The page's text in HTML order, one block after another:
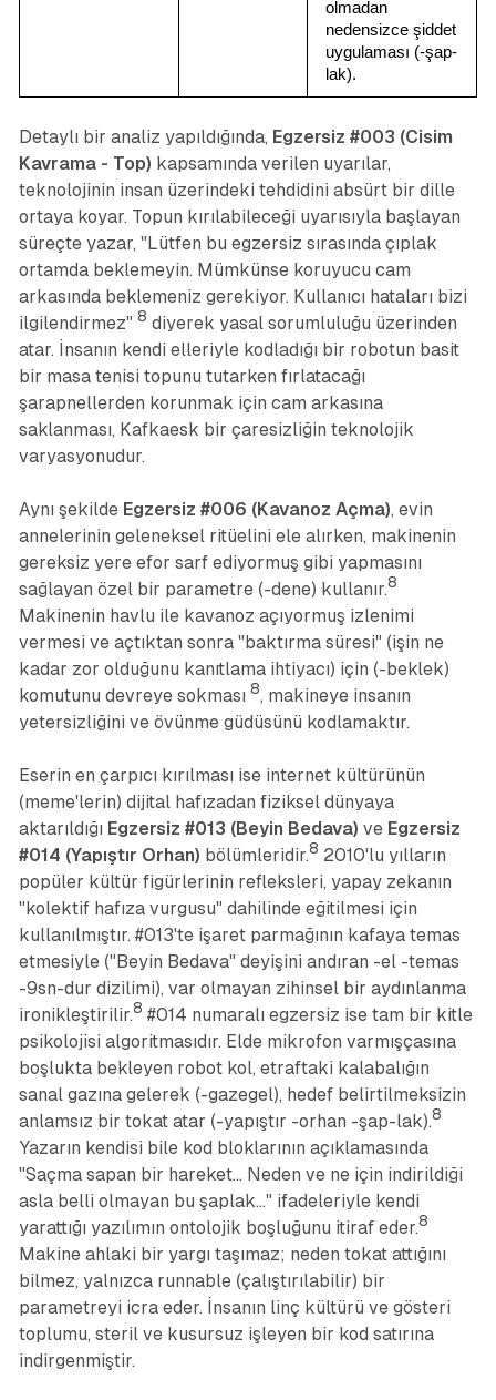
olmadan
nedensizce şiddet
uygulaması (-şap-
lak).
Detaylı bir analiz yapıldığında, Egzersiz #003 (Cisim
Kavrama - Top) kapsamında verilen uyarılar,
teknolojinin insan üzerindeki tehdidini absürt bir dille
ortaya koyar. Topun kırılabileceği uyarısıyla başlayan
süreçte yazar, "Lütfen bu egzersiz sırasında çıplak
ortamda beklemeyin. Mümkünse koruyucu cam
arkasında beklemeniz gerekiyor. Kullanıcı hataları bizi
ilgilendirmez" 8 diyerek yasal sorumluluğu üzerinden
atar. İnsanın kendi elleriyle kodladığı bir robotun basit
bir masa tenisi topunu tutarken fırlatacağı
şarapnellerden korunmak için cam arkasına
saklanması, Kafkaesk bir çaresizliğin teknolojik
varyasyonudur.
Aynı şekilde Egzersiz #006 (Kavanoz Açma), evin
annelerinin geleneksel ritüelini ele alırken, makinenin
gereksiz yere efor sarf ediyormuş gibi yapmasını
sağlayan özel bir parametre (-dene) kullanır.8
Makinenin havlu ile kavanoz açıyormuş izlenimi
vermesi ve açtıktan sonra "baktırma süresi" (işin ne
kadar zor olduğunu kanıtlama ihtiyacı) için (-beklek)
komutunu devreye sokması 8, makineye insanın
yetersizliğini ve övünme güdüsünü kodlamaktır.
Eserin en çarpıcı kırılması ise internet kültürünün
(meme'lerin) dijital hafızadan fiziksel dünyaya
aktarıldığı Egzersiz #013 (Beyin Bedava) ve Egzersiz
#014 (Yapıştır Orhan) bölümleridir.8 2010'lu yılların
popüler kültür figürlerinin refleksleri, yapay zekanın
"kolektif hafıza vurgusu" dahilinde eğitilmesi için
kullanılmıştır. #013'te işaret parmağının kafaya temas
etmesiyle ("Beyin Bedava" deyişini andıran -el -temas
-9sn-dur dizilimi), var olmayan zihinsel bir aydınlanma
ironikleştirilir.8 #014 numaralı egzersiz ise tam bir kitle
psikolojisi algoritmasıdır. Elde mikrofon varmışçasına
boşlukta bekleyen robot kol, etraftaki kalabalığın
sanal gazına gelerek (-gazegel), hedef belirtilmeksizin
anlamsız bir tokat atar (-yapıştır -orhan -şap-lak).8
Yazarın kendisi bile kod bloklarının açıklamasında
"Saçma sapan bir hareket... Neden ve ne için indirildiği
asla belli olmayan bu şaplak..." ifadeleriyle kendi
yarattığı yazılımın ontolojik boşluğunu itiraf eder.8
Makine ahlaki bir yargı taşımaz; neden tokat attığını
bilmez, yalnızca runnable (çalıştırılabilir) bir
parametreyi icra eder. İnsanın linç kültürü ve gösteri
toplumu, steril ve kusursuz işleyen bir kod satırına
indirgenmiştir.